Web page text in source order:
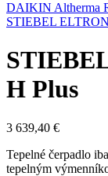
DAIKIN Altherma
STIEBEL ELTRON
H Plus
3 639,40 €
Tepelné čerpadlo
tepelným